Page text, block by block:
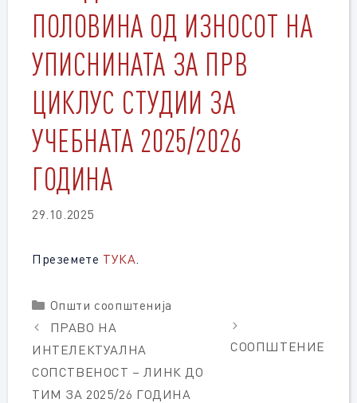
ПОЛОВИНА ОД ИЗНОСОТ НА
УПИСНИНАТА ЗА ПРВ
ЦИКЛУС СТУДИИ ЗА
УЧЕБНАТА 2025/2026
ГОДИНА
29.10.2025
Преземете ТУКА.
Categories
Општи соопштенија
ПРАВО НА
ИНТЕЛЕКТУАЛНА
СОПСТВЕНОСТ – ЛИНК ДО
ТИМ ЗА 2025/26 ГОДИНА
СООПШТЕНИЕ